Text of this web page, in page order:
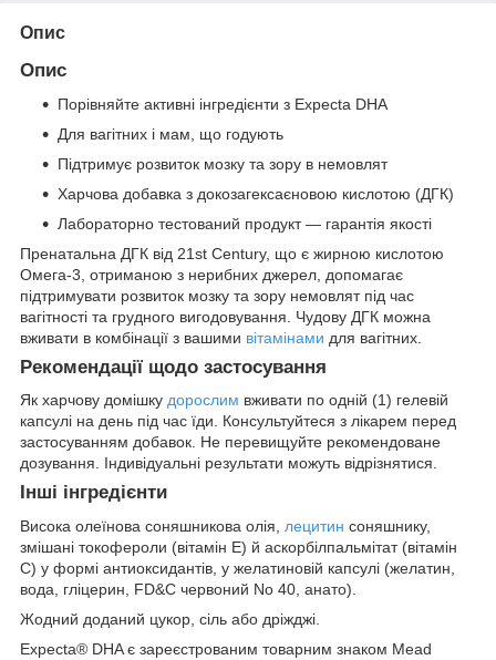
Опис
Опис
Порівняйте активні інгредієнти з Expecta DHA
Для вагітних і мам, що годують
Підтримує розвиток мозку та зору в немовлят
Харчова добавка з докозагексаєновою кислотою (ДГК)
Лабораторно тестований продукт — гарантія якості
Пренатальна ДГК від 21st Century, що є жирною кислотою
Омега-3, отриманою з нерибних джерел, допомагає
підтримувати розвиток мозку та зору немовлят під час
вагітності та грудного вигодовування. Чудову ДГК можна
вживати в комбінації з вашими вітамінами для вагітних.
Рекомендації щодо застосування
Як харчову домішку дорослим вживати по одній (1) гелевій
капсулі на день під час їди. Консультуйтеся з лікарем перед
застосуванням добавок. Не перевищуйте рекомендоване
дозування. Індивідуальні результати можуть відрізнятися.
Інші інгредієнти
Висока олеїнова соняшникова олія, лецитин соняшнику,
змішані токофероли (вітамін Е) й аскорбілпальмітат (вітамін
С) у формі антиоксидантів, у желатиновій капсулі (желатин,
вода, гліцерин, FD&C червоний No 40, анато).
Жодний доданий цукор, сіль або дріжджі.
Expecta® DHA є зареєстрованим товарним знаком Mead